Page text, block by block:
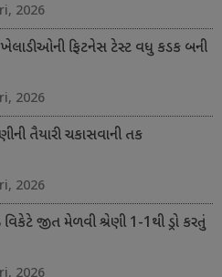
2026
ખેલાડીઓની ફિટનેસ ટેસ્ટ વધુ કડક બની
2026
તૈયારી ચકાસવાની તક
2026
જીત મેળવી શ્રેણી 1-1થી ડ્રો કરતું
2026